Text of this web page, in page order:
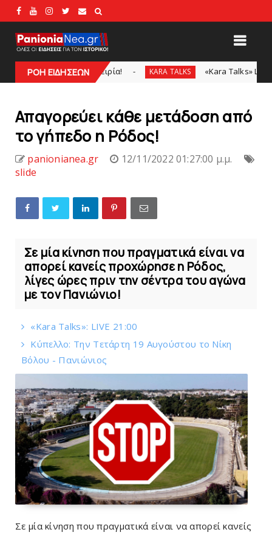
ΡΟΗ ΕΙΔΗΣΕΩΝ
και εμπειρία! KARA TALKS «Kara Talks» LIVE: Παρασκευή
Απαγορεύει κάθε μετάδοση από
τo γήπεδο η Ρόδος!
panionianea.gr
12/11/2022 01:27:00 μ.μ.
slide
Σε μία κίνηση που πραγματικά είναι να
απορεί κανείς προχώρησε η Ρόδος,
λίγες ώρες πριν την σέντρα του αγώνα
με τον Πανιώνιο!
«Kara Talks»: LIVE 21:00
Κύπελλο: Την Τετάρτη 19 Αυγούστου το Νίκη
Βόλου - Πανιώνιος
Σε μία κίνηση που πραγματικά είναι να απορεί κανείς